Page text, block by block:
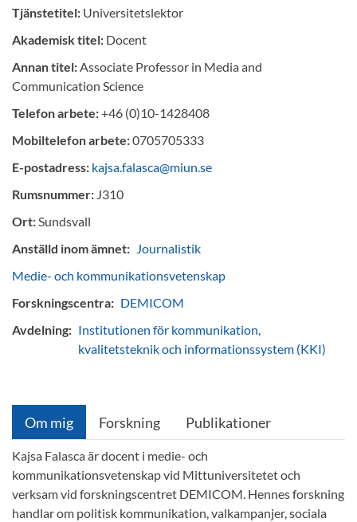
Tjänstetitel: Universitetslektor
Akademisk titel: Docent
Annan titel:Associate Professor in Media and
Communication Science
Telefon arbete:+46 (0)10-1428408
Mobiltelefon arbete:0705705333
E-postadress: kajsa.falasca@miun.se
Rumsnummer: J310
Ort:Sundsvall
Anställd inom ämnet: Journalistik
Medie- och kommunikationsvetenskap
Forskningscentra: DEMICOM
Avdelning: Institutionen för kommunikation,
kvalitetsteknik och informationssystem (KKI)
Om mig Forskning Publikationer
Kajsa Falasca är docent i medie- och
kommunikationsvetenskap vid Mittuniversitetet och
verksam vid forskningscentret DEMICOM. Hennes forskning
handlar om politisk kommunikation, valkampanjer, sociala